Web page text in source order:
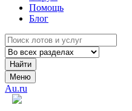
Помощь
Блог
Найти
Меню
Au.ru